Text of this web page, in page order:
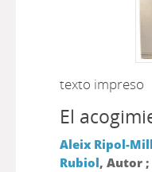
texto impreso
El
Aleix Ripol-
Rubiol, Autor ;